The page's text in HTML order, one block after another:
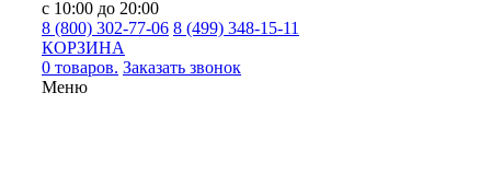
с 10:00 до 20:00
8 (800) 302-77-06 8 (499) 348-15-11
КОРЗИНА
0 товаров. Заказать звонок
Меню